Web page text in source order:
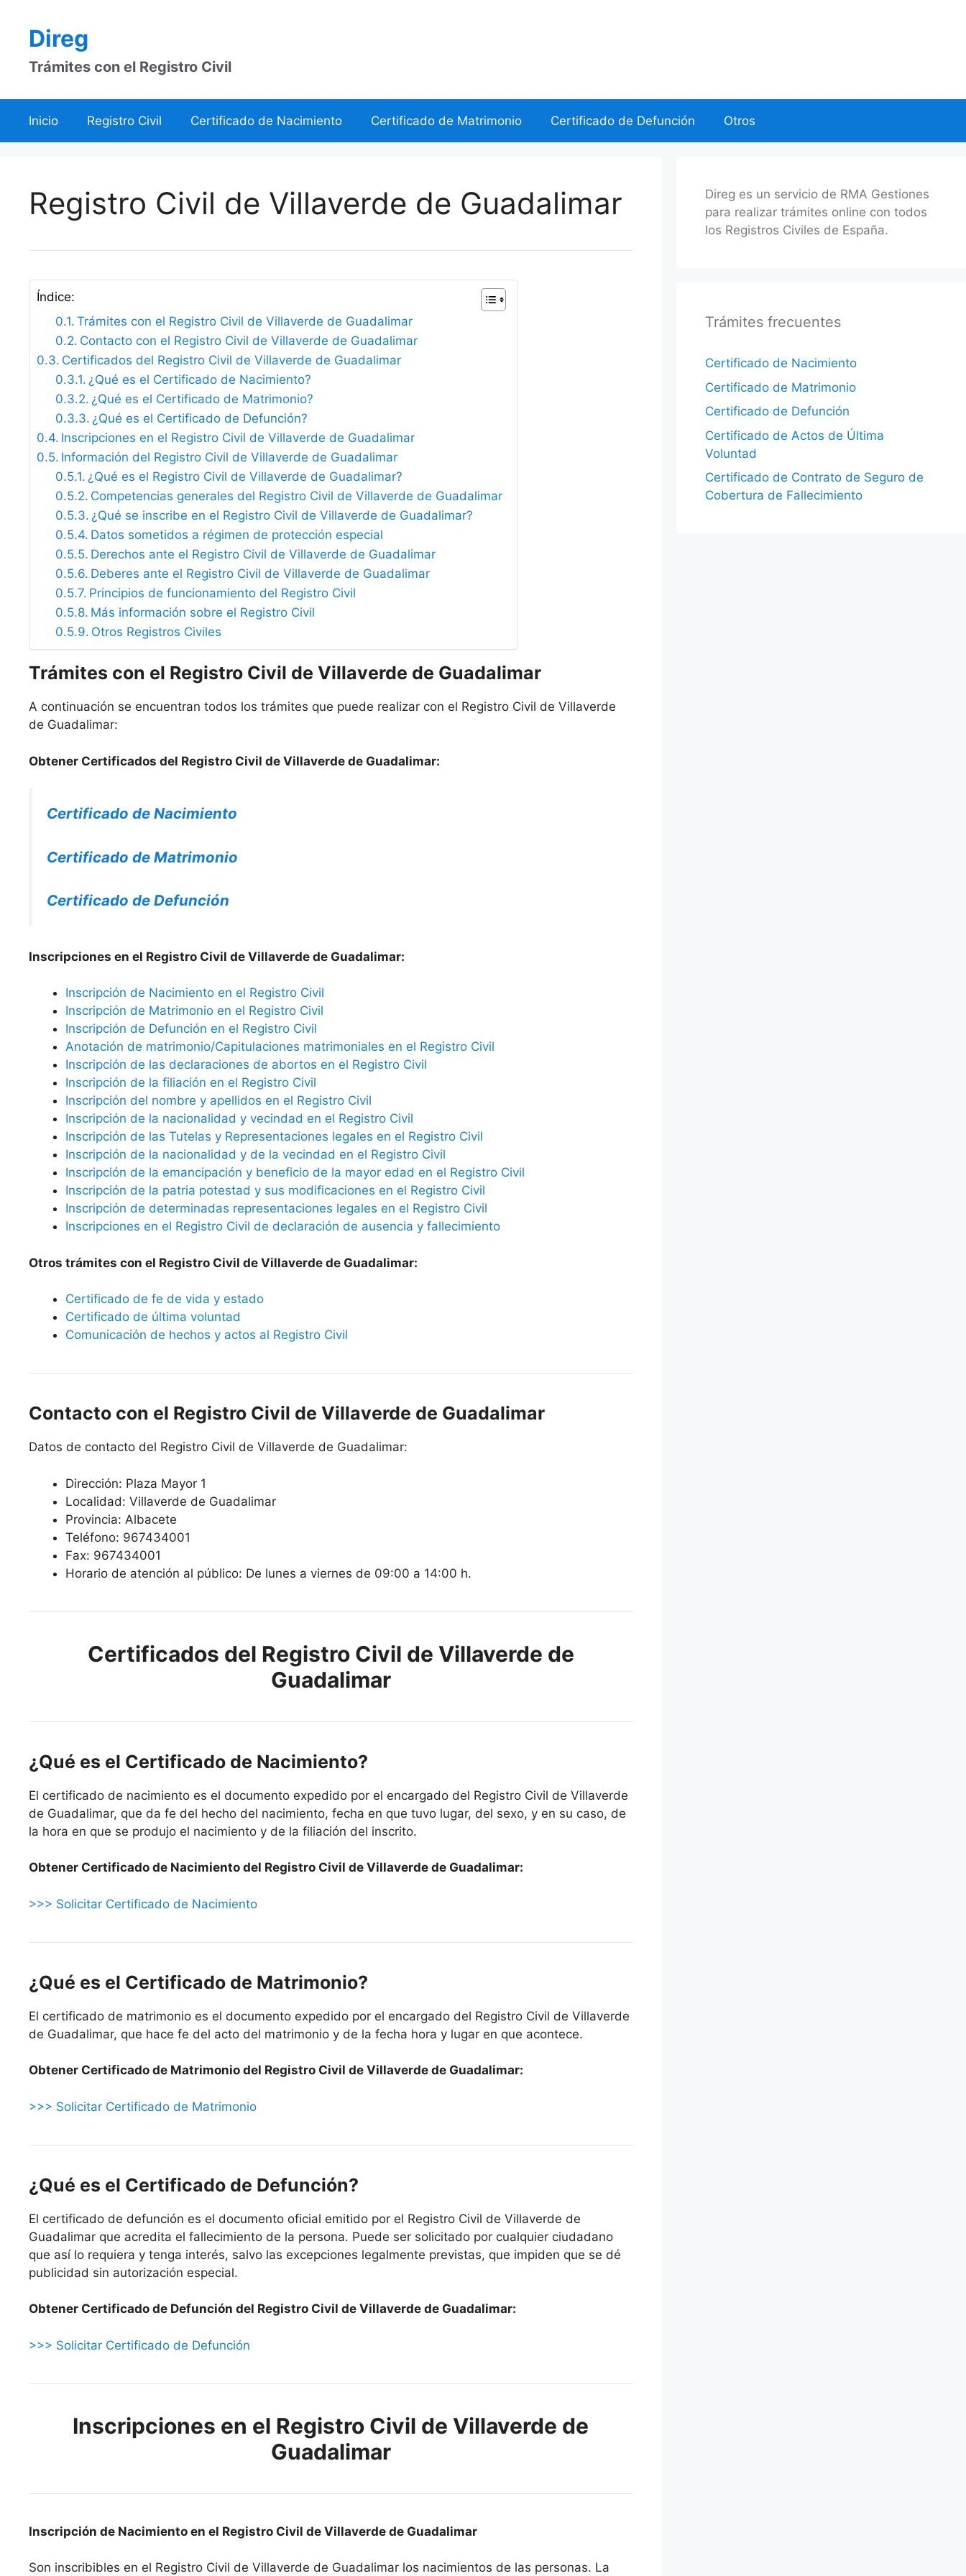
contenidoDireg
Trámites con el Registro Civil
Inicio Registro Civil Certificado de Nacimiento Certificado de Matrimonio Certificado de Defunción Otros
Registro Civil de Villaverde de Guadalimar
Índice:
Trámites con el Registro Civil de Villaverde de Guadalimar
Contacto con el Registro Civil de Villaverde de Guadalimar
Certificados del Registro Civil de Villaverde de Guadalimar
¿Qué es el Certificado de Nacimiento?
¿Qué es el Certificado de Matrimonio?
¿Qué es el Certificado de Defunción?
Inscripciones en el Registro Civil de Villaverde de Guadalimar
Información del Registro Civil de Villaverde de Guadalimar
¿Qué es el Registro Civil de Villaverde de Guadalimar?
Competencias generales del Registro Civil de Villaverde de Guadalimar
¿Qué se inscribe en el Registro Civil de Villaverde de Guadalimar?
Datos sometidos a régimen de protección especial
Derechos ante el Registro Civil de Villaverde de Guadalimar
Deberes ante el Registro Civil de Villaverde de Guadalimar
Principios de funcionamiento del Registro Civil
Más información sobre el Registro Civil
Otros Registros Civiles
Trámites con el Registro Civil de Villaverde de Guadalimar
A continuación se encuentran todos los trámites que puede realizar con el Registro Civil de Villaverde
de Guadalimar:
Obtener Certificados del Registro Civil de Villaverde de Guadalimar:
Certificado de Nacimiento
Certificado de Matrimonio
Certificado de Defunción
Inscripciones en el Registro Civil de Villaverde de Guadalimar:
Inscripción de Nacimiento en el Registro Civil
Inscripción de Matrimonio en el Registro Civil
Inscripción de Defunción en el Registro Civil
Anotación de matrimonio/Capitulaciones matrimoniales en el Registro Civil
Inscripción de las declaraciones de abortos en el Registro Civil
Inscripción de la filiación en el Registro Civil
Inscripción del nombre y apellidos en el Registro Civil
Inscripción de la nacionalidad y vecindad en el Registro Civil
Inscripción de las Tutelas y Representaciones legales en el Registro Civil
Inscripción de la nacionalidad y de la vecindad en el Registro Civil
Inscripción de la emancipación y beneficio de la mayor edad en el Registro Civil
Inscripción de la patria potestad y sus modificaciones en el Registro Civil
Inscripción de determinadas representaciones legales en el Registro Civil
Inscripciones en el Registro Civil de declaración de ausencia y fallecimiento
Otros trámites con el Registro Civil de Villaverde de Guadalimar:
Certificado de fe de vida y estado
Certificado de última voluntad
Comunicación de hechos y actos al Registro Civil
Contacto con el Registro Civil de Villaverde de Guadalimar
Datos de contacto del Registro Civil de Villaverde de Guadalimar:
Dirección: Plaza Mayor 1
Localidad: Villaverde de Guadalimar
Provincia: Albacete
Teléfono: 967434001
Fax: 967434001
Horario de atención al público: De lunes a viernes de 09:00 a 14:00 h.
Certificados del Registro Civil de Villaverde de
Guadalimar
¿Qué es el Certificado de Nacimiento?
El certificado de nacimiento es el documento expedido por el encargado del Registro Civil de Villaverde
de Guadalimar, que da fe del hecho del nacimiento, fecha en que tuvo lugar, del sexo, y en su caso, de
la hora en que se produjo el nacimiento y de la filiación del inscrito.
Obtener Certificado de Nacimiento del Registro Civil de Villaverde de Guadalimar:
>>> Solicitar Certificado de Nacimiento
¿Qué es el Certificado de Matrimonio?
El certificado de matrimonio es el documento expedido por el encargado del Registro Civil de Villaverde
de Guadalimar, que hace fe del acto del matrimonio y de la fecha hora y lugar en que acontece.
Obtener Certificado de Matrimonio del Registro Civil de Villaverde de Guadalimar:
>>> Solicitar Certificado de Matrimonio
¿Qué es el Certificado de Defunción?
El certificado de defunción es el documento oficial emitido por el Registro Civil de Villaverde de
Guadalimar que acredita el fallecimiento de la persona. Puede ser solicitado por cualquier ciudadano
que así lo requiera y tenga interés, salvo las excepciones legalmente previstas, que impiden que se dé
publicidad sin autorización especial.
Obtener Certificado de Defunción del Registro Civil de Villaverde de Guadalimar:
>>> Solicitar Certificado de Defunción
Inscripciones en el Registro Civil de Villaverde de
Guadalimar
Inscripción de Nacimiento en el Registro Civil de Villaverde de Guadalimar
Son inscribibles en el Registro Civil de Villaverde de Guadalimar los nacimientos de las personas. La
Direg es un servicio de RMA Gestiones
para realizar trámites online con todos
los Registros Civiles de España.
Trámites frecuentes
Certificado de Nacimiento
Certificado de Matrimonio
Certificado de Defunción
Certificado de Actos de Última
Voluntad
Certificado de Contrato de Seguro de
Cobertura de Fallecimiento